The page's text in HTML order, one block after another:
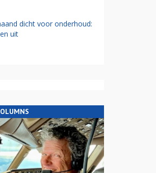
dicht voor onderhoud:
uit